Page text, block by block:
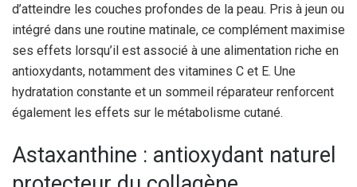
d’atteindre les couches profondes de la peau. Pris à jeun ou
intégré dans une routine matinale, ce complément maximise
ses effets lorsqu’il est associé à une alimentation riche en
antioxydants, notamment des vitamines C et E. Une
hydratation constante et un sommeil réparateur renforcent
également les effets sur le métabolisme cutané.
Astaxanthine : antioxydant naturel